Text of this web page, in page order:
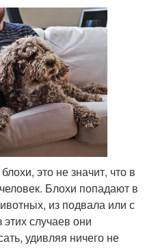
это не значит, что в
Блохи попадают в
из подвала или с
случаев они
удивляя ничего не